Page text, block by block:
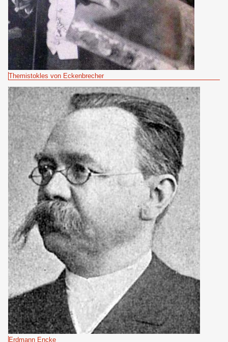
Themistokles von Eckenbrecher
Erdmann Encke